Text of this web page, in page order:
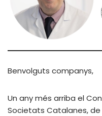
Benvolguts companys,
Un any més arriba el
Societats Catalanes, de